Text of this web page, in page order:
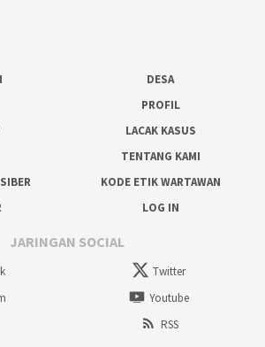
DESA
PROFIL
LACAK KASUS
TENTANG KAMI
KODE ETIK WARTAWAN
LOG IN
JARINGAN SOCIAL
Twitter
Youtube
RSS